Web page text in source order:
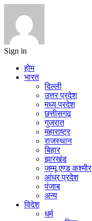
Sign in
होम
भारत
दिल्ली
उत्तर प्रदेश
मध्य प्रदेश
छत्तीसगढ़
गुजरात
महाराष्ट्र
राजस्थान
बिहार
झारखंड
जम्मू एण्ड कश्मीर
आंध्र प्रदेश
पंजाब
अन्य
विदेश
धर्म